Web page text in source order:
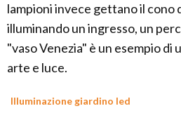
lampioni invece gettano il cono
illuminando un ingresso, un
"vaso Venezia" è un esempio
arte e luce.
Illuminazione giardino led